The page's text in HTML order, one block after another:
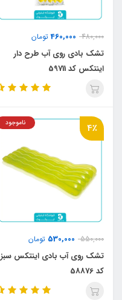
480,000
460,000تومان
تشک بادی روی آب طرح دار
اینتکس کد 59711
4٪
550,000
530,000 تومان
ناموجود
تشک روی آب بادی اینتکس سبز
کد 58876